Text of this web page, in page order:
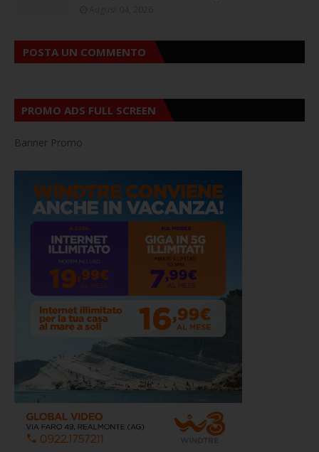
POSTA UN COMMENTO
PROMO ADS FULL SCREEN
Banner Promo